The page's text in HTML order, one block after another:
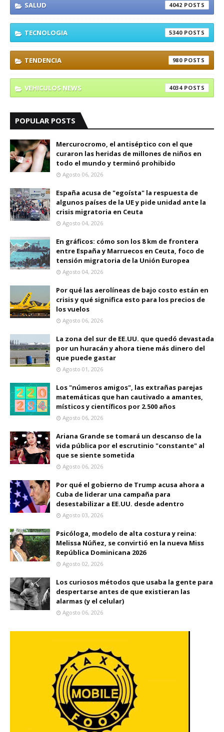
SALUD 4042
TECNOLOGIA 5340
TENDENCIA 980
VEHICULOS NEWS 4034
POPULAR POSTS
Mercurocromo, el antiséptico con el que
curaron las heridas de millones de niños en
todo el mundo y terminó prohibido
Agosto 06, 2026
España acusa de "egoísta" la respuesta de
algunos países de la UE y pide unidad ante la
crisis migratoria en Ceuta
Agosto 04, 2026
En gráficos: cómo son los 8 km de frontera
entre España y Marruecos en Ceuta, foco de
tensión migratoria de la Unión Europea
Agosto 04, 2026
Por qué las aerolíneas de bajo costo están en
crisis y qué significa esto para los precios de
los vuelos
Agosto 06, 2026
La zona del sur de EE.UU. que quedó devastada
por un huracán y ahora tiene más dinero del
que puede gastar
Agosto 01, 2026
Los "números amigos", las extrañas parejas
matemáticas que han cautivado a amantes,
místicos y científicos por 2.500 años
Agosto 06, 2026
Ariana Grande se tomará un descanso de la
vida pública por el escrutinio "constante" al
que se siente sometida
Agosto 06, 2026
Por qué el gobierno de Trump acusa ahora a
Cuba de liderar una campaña para
desestabilizar a EE.UU. desde adentro
Agosto 03, 2026
Psicóloga, modelo de alta costura y reina:
Melissa Núñez, se convirtió en la nueva Miss
República Dominicana 2026
Agosto 02, 2026
Los curiosos métodos que usaba la gente para
despertarse antes de que existieran las
alarmas (y el celular)
Agosto 06, 2026